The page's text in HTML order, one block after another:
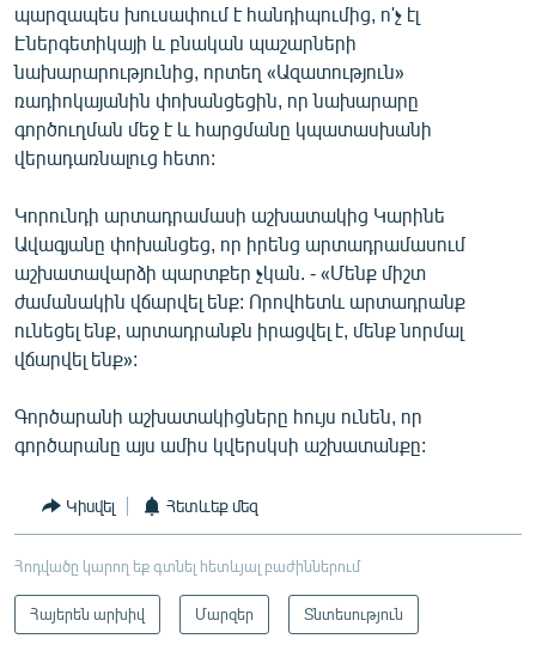
պարզապես խուսափում է հանդիպումից, ո'չ էլ
Էներգետիկայի և բնական պաշարների
նախարարությունից, որտեղ «Ազատություն»
ռադիոկայանին փոխանցեցին, որ նախարարը
գործուղման մեջ է և հարցմանը կպատասխանի
վերադառնալուց հետո:
Կորունդի արտադրամասի աշխատակից Կարինե
Ավագյանը փոխանցեց, որ իրենց արտադրամասում
աշխատավարձի պարտքեր չկան. - «Մենք միշտ
ժամանակին վճարվել ենք: Որովհետև արտադրանք
ունեցել ենք, արտադրանքն իրացվել է, մենք նորմալ
վճարվել ենք»:
Գործարանի աշխատակիցները հույս ունեն, որ
գործարանը այս ամիս կվերսկսի աշխատանքը:
Կիսվել Հետևեք մեզ
Հոդվածը կարող եք գտնել հետևյալ բաժիններում
Հայերեն արխիվ Մարզեր Տնտեսություն